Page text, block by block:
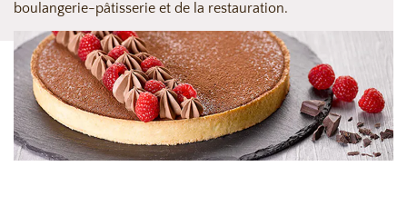
boulangerie-pâtisserie et de la restauration.